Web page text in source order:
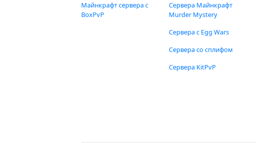
Майнкрафт сервера с
BoxPvP
Сервера Майнкрафт
Murder Mystery
Сервера с Egg Wars
Сервера со сплифом
Сервера KitPvP